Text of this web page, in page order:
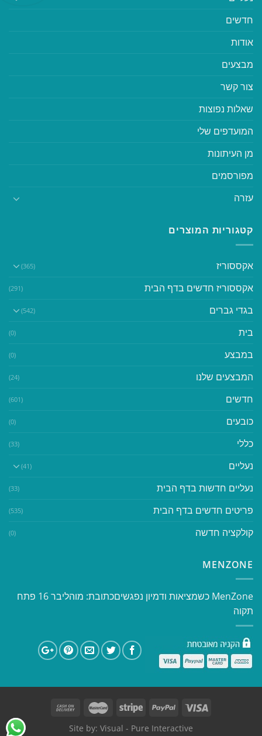
חדשים
אודות
מבצעים
צור קשר
שאלות נפוצות
המועדפים שלי
מן העיתונות
מפורסמים
עזרה
קטגוריות המוצרים
אקססוריז (365)
אקססוריז חדשים בדף הבית (291)
בגדי גברים (542)
בית (0)
במבצע (0)
המבצעים שלנו (24)
חדשים (601)
כובעים (0)
כללי (33)
נעליים (41)
נעליים חדשות בדף הבית (33)
פריטים חדשים בדף הבית (535)
קולקציה חדשה (0)
MENZONE
​​MenZone כשמציאות ודמיון נפגשים​ כתובת: מוהליבר 16 פתח
תקוה
Site by: Visual - Pure Interactive